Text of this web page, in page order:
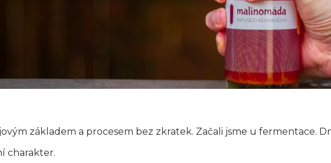
základem a procesem bez zkratek. Začali jsme u fermentace.
charakter.